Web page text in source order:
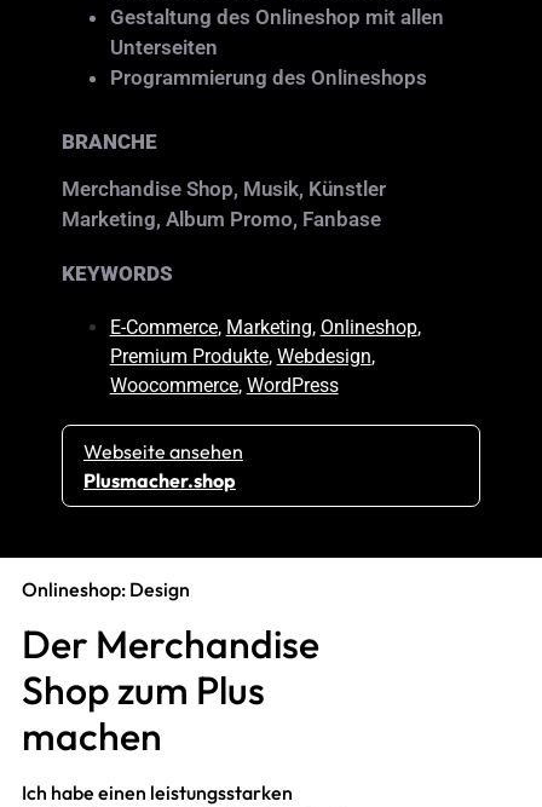
Gestaltung des Onlineshop mit allen
Unterseiten
Programmierung des Onlineshops
BRANCHE
Merchandise Shop, Musik, Künstler
Marketing, Album Promo, Fanbase
KEYWORDS
E-Commerce, Marketing, Onlineshop,
Premium Produkte, Webdesign,
Woocommerce, WordPress
Webseite ansehen
Plusmacher.shop
Onlineshop: Design
Der Merchandise
Shop zum Plus
machen
Ich habe einen leistungsstarken